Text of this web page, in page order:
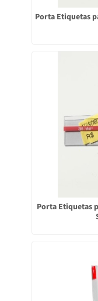
Porta Etiquetas
Porta Etiquetas